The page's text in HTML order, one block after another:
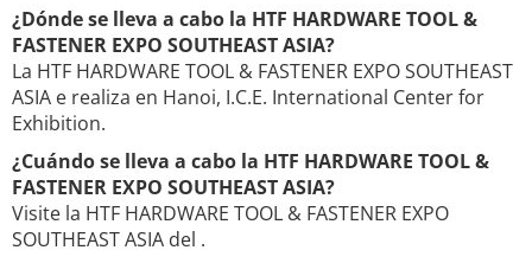
¿Dónde se lleva a cabo la HTF HARDWARE TOOL &
FASTENER EXPO SOUTHEAST ASIA?
La HTF HARDWARE TOOL & FASTENER EXPO SOUTHEAST
ASIA e realiza en Hanoi, I.C.E. International Center for
Exhibition.
¿Cuándo se lleva a cabo la HTF HARDWARE TOOL &
FASTENER EXPO SOUTHEAST ASIA?
Visite la HTF HARDWARE TOOL & FASTENER EXPO
SOUTHEAST ASIA del .